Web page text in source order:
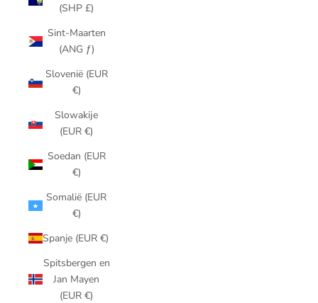
(SHP £)
Sint-Maarten
(ANG ƒ)
Slovenië (EUR
€)
Slowakije
(EUR €)
Soedan (EUR
€)
Somalië (EUR
€)
Spanje (EUR €)
Spitsbergen en
Jan Mayen
(EUR €)